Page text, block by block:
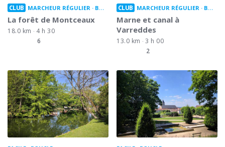
CLUB MARCHEUR RÉGULIER BOUCLE
La forêt de Montceaux
18.0 km
4 h 30
6
CLUB MARCHEUR RÉGULIER BOUCLE
Marne et canal à
Varreddes
13.0 km
3 h 00
2